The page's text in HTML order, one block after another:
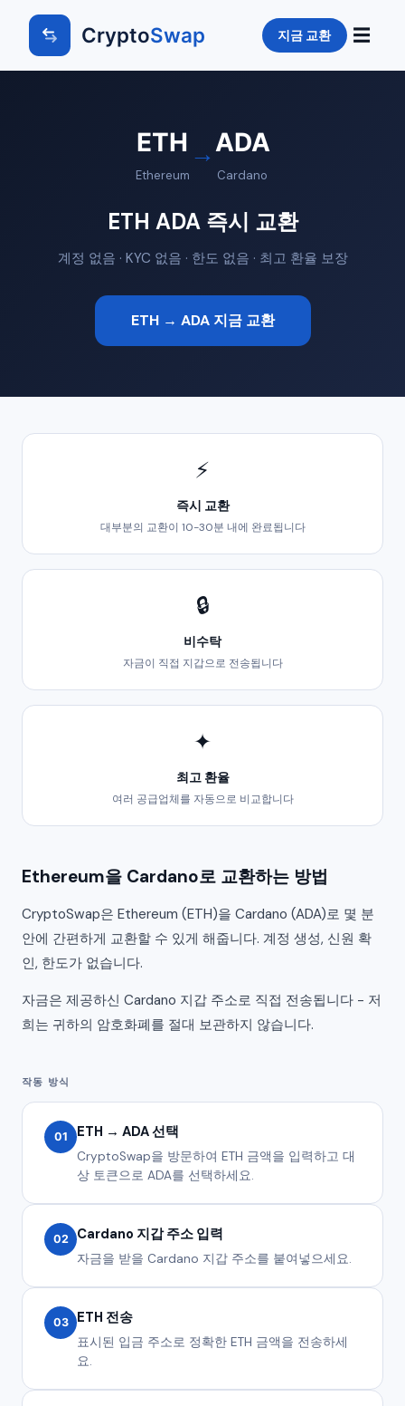
CryptoSwap 지금 교환 ☰
ETH
Ethereum
→ADA
Cardano
ETH ADA 즉시 교환
계정 없음 · KYC 없음 · 한도 없음 · 최고 환율 보장
ETH → ADA 지금 교환
⚡
즉시 교환
대부분의 교환이 10-30분 내에 완료됩니다
🔒
비수탁
자금이 직접 지갑으로 전송됩니다
✦
최고 환율
여러 공급업체를 자동으로 비교합니다
Ethereum을 Cardano로 교환하는 방법
CryptoSwap은 Ethereum (ETH)을 Cardano (ADA)로 몇 분
안에 간편하게 교환할 수 있게 해줍니다. 계정 생성, 신원 확
인, 한도가 없습니다.
자금은 제공하신 Cardano 지갑 주소로 직접 전송됩니다 - 저
희는 귀하의 암호화폐를 절대 보관하지 않습니다.
작동 방식
01 ETH → ADA 선택
CryptoSwap을 방문하여 ETH 금액을 입력하고 대
상 토큰으로 ADA를 선택하세요.
02 Cardano 지갑 주소 입력
자금을 받을 Cardano 지갑 주소를 붙여넣으세요.
03 ETH 전송
표시된 입금 주소로 정확한 ETH 금액을 전송하세
요.